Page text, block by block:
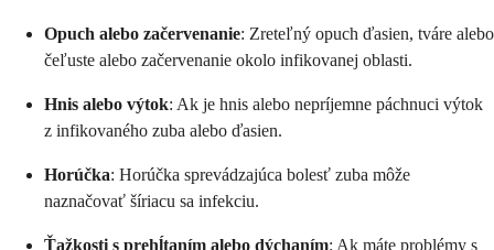
Opuch alebo začervenanie: Zreteľný opuch ďasien, tváre alebo
čeľuste alebo začervenanie okolo infikovanej oblasti.
Hnis alebo výtok: Ak je hnis alebo nepríjemne páchnuci výtok
z infikovaného zuba alebo ďasien.
Horúčka: Horúčka sprevádzajúca bolesť zuba môže
naznačovať šíriacu sa infekciu.
Ťažkosti s prehĺtaním alebo dýchaním: Ak máte problémy s